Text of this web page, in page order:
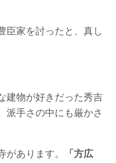
臣家を討ったと、真し
建物が好きだった秀吉
派手さの中にも厳かさ
があります。
「方広